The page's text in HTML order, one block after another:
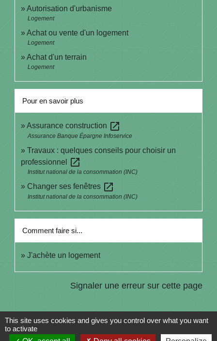
Autorisation d'urbanisme
Logement
Achat ou vente d'un logement
Logement
Achat d'un terrain
Logement
Pour en savoir plus
Assurance construction open_in_new
Assurance Banque Épargne Infoservice
Travaux : quelques conseils pour choisir un
professionnel
open_in_new
Institut national de la consommation (INC)
Changer ses fenêtres open_in_new
Institut national de la consommation (INC)
Comment faire si...
J'achète un logement
Signaler une erreur sur cette page
This site uses cookies and gives you control over what you want
to activate